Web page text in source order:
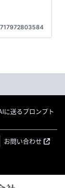
に送るプロンプト
お問い合わせ